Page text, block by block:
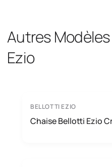
Autres
Ezio
BELLOTTI EZIO
Chaise Bellotti Ezio